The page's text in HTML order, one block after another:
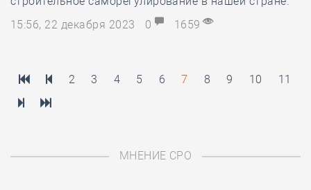
15:56, 22 декабря 2023
0 1659
2 3 4 5 6 7 8 9 10 11
МНЕНИЕ СРО